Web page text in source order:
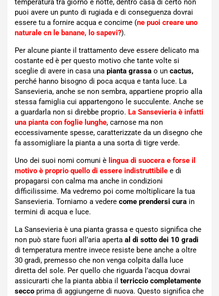
temperatura tra giorno e notte, dentro casa di certo non
puoi avere un punto di rugiada e di conseguenza dovrai
essere tu a fornire acqua e concime (ne puoi creare uno
naturale cn le banane, lo sapevi?).
Per alcune piante il trattamento deve essere delicato ma
costante ed è per questo motivo che tante volte si
sceglie di avere in casa una pianta grassa o un cactus,
perché hanno bisogno di poca acqua e tanta luce. La
Sansevieria, anche se non sembra, appartiene proprio alla
stessa famiglia cui appartengono le succulente. Anche se
a guardarla non si direbbe proprio. La Sansevieria è infatti
una pianta con foglie lunghe, carnose ma non
eccessivamente spesse, caratterizzate da un disegno che
fa assomigliare la pianta a una sorta di tigre verde.
Uno dei suoi nomi comuni è lingua di suocera e forse il
motivo è proprio quello di essere indistruttibile e di
propagarsi con calma ma anche in condizioni
difficilissime. Ma vedremo poi come moltiplicare la tua
Sansevieria. Torniamo a vedere come prendersi cura in
termini di acqua e luce.
La Sansevieria è una pianta grassa e questo significa che
non può stare fuori all’aria aperta al di sotto dei 10 gradi
di temperatura mentre invece resiste bene anche a oltre
30 gradi, premesso che non venga colpita dalla luce
diretta del sole. Per quello che riguarda l’acqua dovrai
assicurarti che la pianta abbia il terriccio completamente
secco prima di aggiungerne di nuova. Questo significa che